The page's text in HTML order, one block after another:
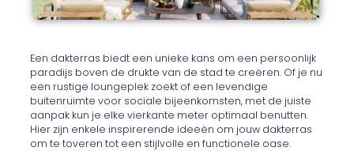
Een dakterras biedt een unieke kans om een persoonlijk
paradijs boven de drukte van de stad te creëren. Of je nu
een rustige loungeplek zoekt of een levendige
buitenruimte voor sociale bijeenkomsten, met de juiste
aanpak kun je elke vierkante meter optimaal benutten.
Hier zijn enkele inspirerende ideeën om jouw dakterras
om te toveren tot een stijlvolle en functionele oase.